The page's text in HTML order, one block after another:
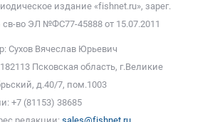
издание «fishnet.ru», зарег.
во ЭЛ №ФС77-45888 от 15.07.2011
Сухов Вячеслав Юрьевич
Псковская область, г.Великие
д.40/7, пом.1003
+7 (81153) 38685